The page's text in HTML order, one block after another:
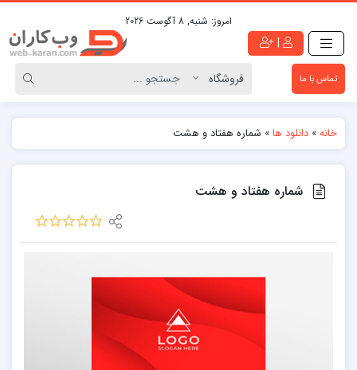
امروز: شنبه, 8 آگوست 2026
|
تماس با ما
خانه» دانلود ها» شماره هفتاد و هشت
شماره هفتاد و هشت